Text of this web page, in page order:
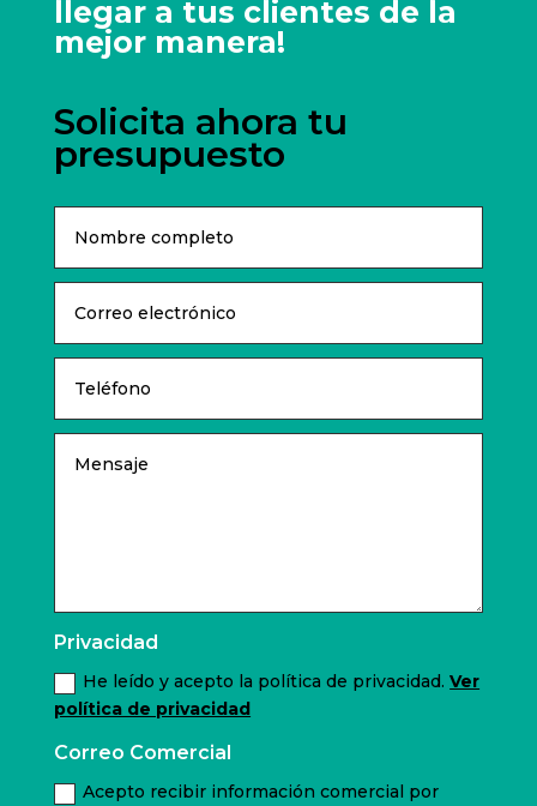
llegar a tus clientes de la
mejor manera!
Solicita ahora tu
presupuesto
Privacidad
He leído y acepto la política de privacidad.Ver
política de privacidad
Correo Comercial
Acepto recibir información comercial por